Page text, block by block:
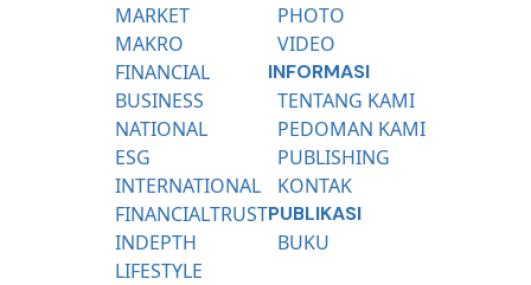
MARKET
MAKRO
FINANCIAL
BUSINESS
NATIONAL
ESG
INTERNATIONAL
FINANCIALTRUST
INDEPTH
LIFESTYLE
PHOTO
VIDEO
INFORMASI
TENTANG KAMI
PEDOMAN KAMI
PUBLISHING
KONTAK
PUBLIKASI
BUKU